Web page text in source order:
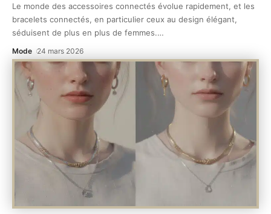
Le monde des accessoires connectés évolue rapidement, et les
bracelets connectés, en particulier ceux au design élégant,
séduisent de plus en plus de femmes.…
Mode 24 mars 2026